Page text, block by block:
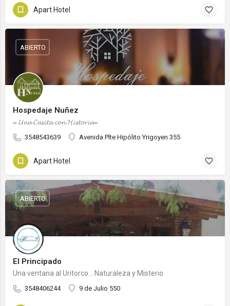
Apart Hotel
Hospedaje Nuñez
𝆗 𝓤𝓷𝓪 𝓒𝓪𝓼𝓲𝓽𝓪 𝓬𝓸𝓷 𝓗𝓲𝓼𝓽𝓸𝓻𝓲𝓪𝆗
3548543639 Avenida Plte Hipólito Yrigoyen 355
ABIERTO
Apart Hotel
El Principado
Una ventana al Uritorco... Naturaleza y Misterio
3548406244 9 de Julio 550
ABIERTO